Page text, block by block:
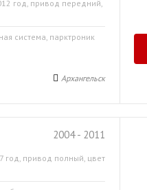
год, привод передний,
система, парктроник
Архангельск
2004 - 2011
год, привод полный, цвет